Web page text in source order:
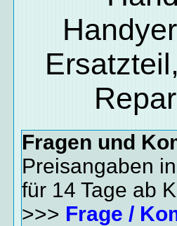
Fragen und
Preisangaben
für 14 Tage ab
>>> Frage /